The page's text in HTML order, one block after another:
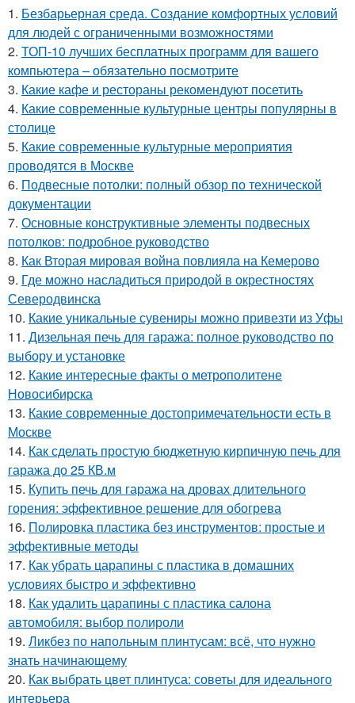
1. Безбарьерная среда. Создание комфортных условий
для людей с ограниченными возможностями
2. ТОП-10 лучших бесплатных программ для вашего
компьютера – обязательно посмотрите
3. Какие кафе и рестораны рекомендуют посетить
4. Какие современные культурные центры популярны в
столице
5. Какие современные культурные мероприятия
проводятся в Москве
6. Подвесные потолки: полный обзор по технической
документации
7. Основные конструктивные элементы подвесных
потолков: подробное руководство
8. Как Вторая мировая война повлияла на Кемерово
9. Где можно насладиться природой в окрестностях
Северодвинска
10. Какие уникальные сувениры можно привезти из Уфы
11. Дизельная печь для гаража: полное руководство по
выбору и установке
12. Какие интересные факты о метрополитене
Новосибирска
13. Какие современные достопримечательности есть в
Москве
14. Как сделать простую бюджетную кирпичную печь для
гаража до 25 КВ.м
15. Купить печь для гаража на дровах длительного
горения: эффективное решение для обогрева
16. Полировка пластика без инструментов: простые и
эффективные методы
17. Как убрать царапины с пластика в домашних
условиях быстро и эффективно
18. Как удалить царапины с пластика салона
автомобиля: выбор полироли
19. Ликбез по напольным плинтусам: всё, что нужно
знать начинающему
20. Как выбрать цвет плинтуса: советы для идеального
интерьера